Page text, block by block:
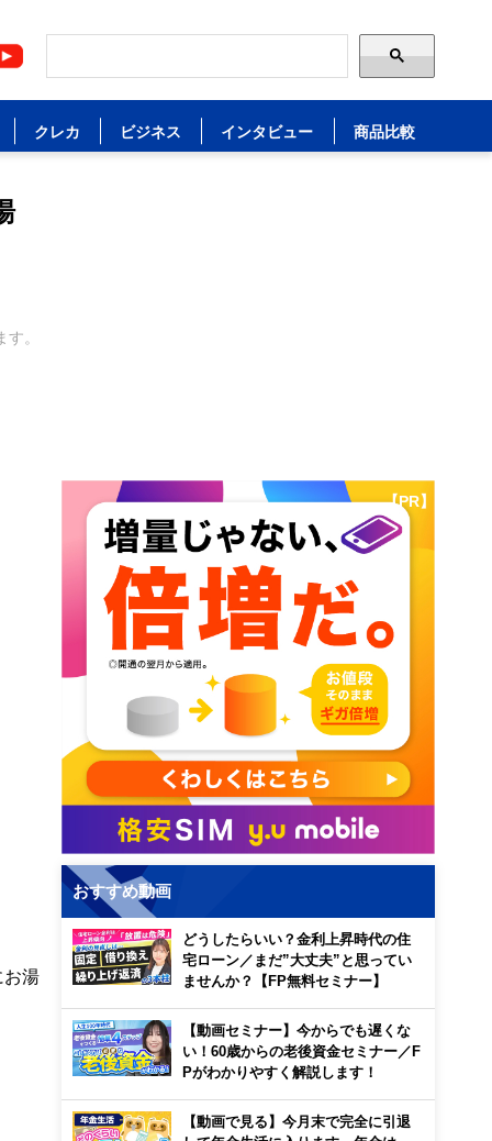
クレカ ビジネス インタビュー 商品比較
す。
お湯
【PR】
おすすめ動画
どうしたらいい？金利上昇時代の住
宅ローン／まだ”大丈夫”と思ってい
ませんか？【FP無料セミナー】
【動画セミナー】今からでも遅くな
い！60歳からの老後資金セミナー／F
Pがわかりやすく解説します！
【動画で見る】今月末で完全に引退